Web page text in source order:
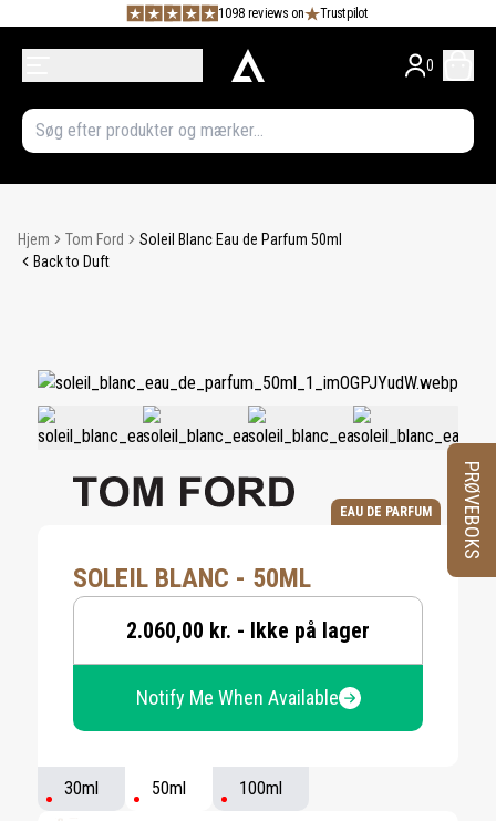
1098 reviews on Trustpilot
0
Hjem Tom Ford
Soleil Blanc Eau de Parfum 50ml
Back to Duft
EAU DE PARFUM
SOLEIL BLANC - 50ML
2.060,00 kr. - Ikke på lager
Notify Me When Available
30ml 50ml 100ml
PRØVEBOKS